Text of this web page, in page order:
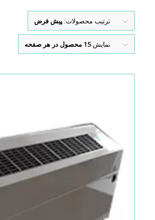
ترتیب محصولات: پیش فرض
نمایش 15 محصول در هر صفحه